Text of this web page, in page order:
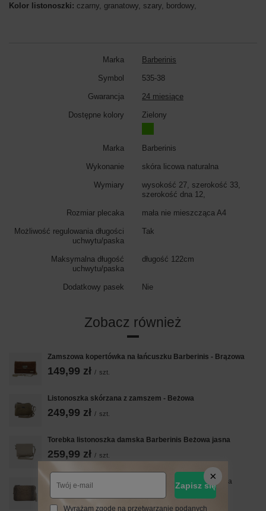
Kolor listonoszki: czarny, granatowy, szary, bordowy,
Marka Barberinis
Symbol 535-38
Gwarancja 24 miesiące
Dostępne kolory Zielony
Marka Barberinis
Wykonanie skóra licowa naturalna
Wymiary
wysokość 27, szerokość 33,
szerokość dna 12,
Rozmiar plecaka mała nie mieszcząca A4
Możliwość regulowania długości
uchwytu/paska
Tak
Maksymalna długość
uchwytu/paska
długość 122cm
Dodatkowy pasek Nie
Zobacz również
Zamszowa kopertówka na łańcuszku Barberinis - Brązowa
149,99 zł / szt.
Listonoszka skórzana z zamszem - Beżowa
249,99 zł / szt.
Torebka listonoszka damska Barberinis Beżowa jasna
259,99 zł / szt.
Torebka damska z motywem CROCO - Beżowa ciemna
269,99 zł / szt.
Zapisz się
Wyrażam zgodę na przetwarzanie podanych